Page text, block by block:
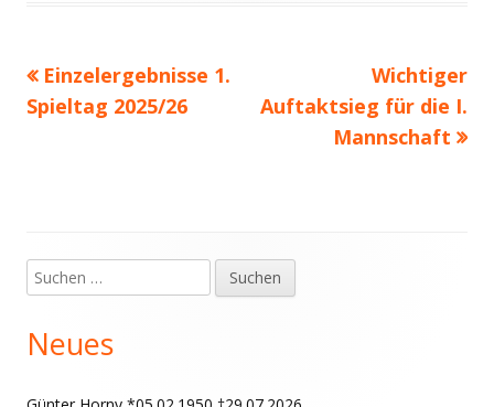
Beitragsnavigation
Vorheriger
Beitrag:
Einzelergebnisse 1.
Spieltag 2025/26
Nächster
Beitrag
Wichtiger
Auftaktsieg für die I.
Mannschaft
Haupt-
Seitenleiste
Suchen
nach:
Neues